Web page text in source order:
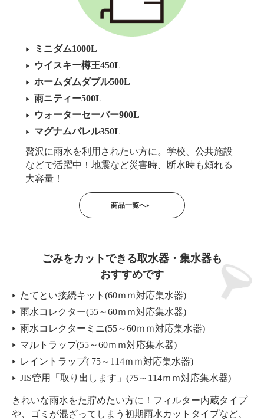
▶ ミニダム1000L
▶ ウイスキー樽王450L
▶ ホームダムダブル500L
▶ 雨ニティー500L
▶ ウォーターセーバー900L
▶
マグナムバレル350L
贅沢に雨水を利用されたい方に。学校、公共施設
などで活躍中！地震など災害時、断水時も頼れる
大容量！
商品一覧へ▶
ごみをカットできる取水器・集水器も
おすすめです
▶ たてとい接続キット(60ｍｍ対応集水器)
▶ 雨水コレクター(55～60ｍｍ対応集水器)
▶ 雨水コレクターミニ(55～60ｍｍ対応集水器)
▶ マルトラップ(55～60ｍｍ対応集水器)
▶ レイントラップ( 75～114ｍｍ対応集水器)
▶ JIS管用「取り出します」(75～114ｍｍ対応集水器)
きれいな雨水をた貯めたい方に！フィルター内蔵タイプ
や、ゴミが混ざってしまう初期雨水カットタイプなど、